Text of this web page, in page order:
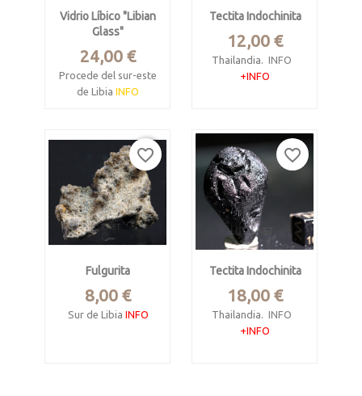
Vidrio Líbico "libian
Glass"
Precio
24,00 €
Procede del sur-este
de Libia INFO
Pesa 4.47 gramos.
Tectita Indochinita
Precio
12,00 €
Thailandia. INFO
+INFO
Mide 4.3 x 1.9 x 1.4
cm.
Fulgurita
Precio
8,00 €
Sur de Libia INFO
favorite_border
Tectita Indochinita
Precio
18,00 €
Thailandia. INFO
+INFO
favorite_border